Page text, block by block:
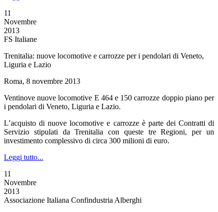
11
Novembre
2013
FS Italiane
Trenitalia: nuove locomotive e carrozze per i pendolari di Veneto,
Liguria e Lazio
Roma, 8 novembre 2013
Ventinove nuove locomotive E 464 e 150 carrozze doppio piano per
i pendolari di Veneto, Liguria e Lazio.
L’acquisto di nuove locomotive e carrozze è parte dei Contratti di
Servizio stipulati da Trenitalia con queste tre Regioni, per un
investimento complessivo di circa 300 milioni di euro.
Leggi tutto...
11
Novembre
2013
Associazione Italiana Confindustria Alberghi